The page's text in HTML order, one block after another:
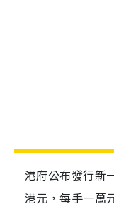
港府公布發行新
港元，每手一萬